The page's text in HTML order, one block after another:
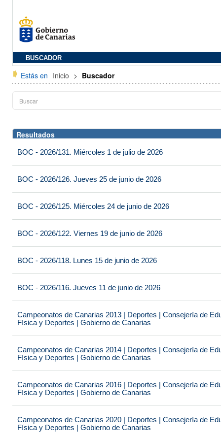
BUSCADOR
Estás en Inicio > Buscador
Resultados
BOC - 2026/131. Miércoles 1 de julio de 2026
BOC - 2026/126. Jueves 25 de junio de 2026
BOC - 2026/125. Miércoles 24 de junio de 2026
BOC - 2026/122. Viernes 19 de junio de 2026
BOC - 2026/118. Lunes 15 de junio de 2026
BOC - 2026/116. Jueves 11 de junio de 2026
Campeonatos de Canarias 2013 | Deportes | Consejería de
Física y Deportes | Gobierno de Canarias
Campeonatos de Canarias 2014 | Deportes | Consejería de
Física y Deportes | Gobierno de Canarias
Campeonatos de Canarias 2016 | Deportes | Consejería de
Física y Deportes | Gobierno de Canarias
Campeonatos de Canarias 2020 | Deportes | Consejería de
Física y Deportes | Gobierno de Canarias